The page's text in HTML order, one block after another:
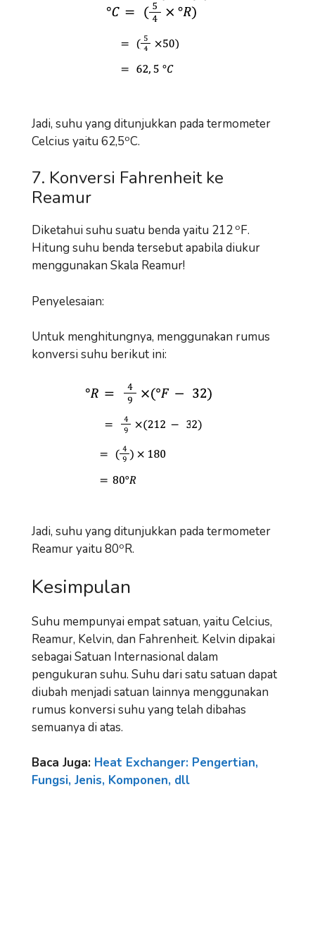
Jadi, suhu yang ditunjukkan pada termometer
Celcius yaitu 62,5oC.
7. Konversi Fahrenheit ke
Reamur
Diketahui suhu suatu benda yaitu 212 oF.
Hitung suhu benda tersebut apabila diukur
menggunakan Skala Reamur!
Penyelesaian:
Untuk menghitungnya, menggunakan rumus
konversi suhu berikut ini:
Jadi, suhu yang ditunjukkan pada termometer
Reamur yaitu 80oR.
Kesimpulan
Suhu mempunyai empat satuan, yaitu Celcius,
Reamur, Kelvin, dan Fahrenheit. Kelvin dipakai
sebagai Satuan Internasional dalam
pengukuran suhu. Suhu dari satu satuan dapat
diubah menjadi satuan lainnya menggunakan
rumus konversi suhu yang telah dibahas
semuanya di atas.
Baca Juga: Heat Exchanger: Pengertian,
Fungsi, Jenis, Komponen, dll